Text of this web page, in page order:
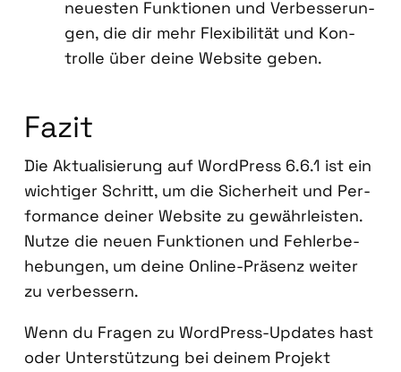
neu­es­ten Funk­tio­nen und Ver­bes­se­run­
gen, die dir mehr Fle­xi­bi­li­tät und Kon­
trol­le über dei­ne Web­site geben.
Fazit
Die Aktua­li­sie­rung auf Word­Press 6.6.1 ist ein
wich­ti­ger Schritt, um die Sicher­heit und Per­
for­mance dei­ner Web­site zu gewähr­leis­ten.
Nut­ze die neu­en Funk­tio­nen und Feh­ler­be­
he­bun­gen, um dei­ne Online-Prä­senz wei­ter
zu ver­bes­sern.
Wenn du Fra­gen zu Word­Press-Updates hast
oder Unter­stüt­zung bei dei­nem Pro­jekt